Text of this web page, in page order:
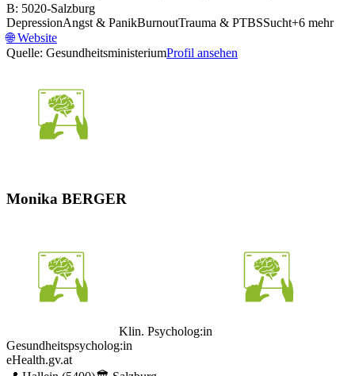
B: 5020-Salzburg
DepressionAngst & PanikBurnoutTrauma & PTBSSucht+6 mehr
🌐Website
Quelle: GesundheitsministeriumProfil ansehen
Monika BERGER
Klin. Psycholog:in
Gesundheitspsycholog:in
eHealth.gv.at